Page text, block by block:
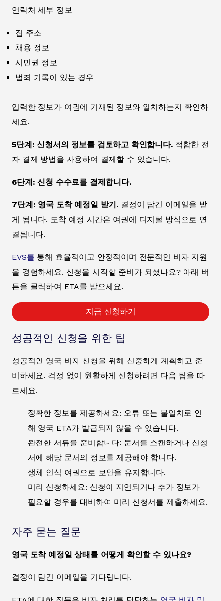
연락처 세부 정보
집 주소
채용 정보
시민권 정보
범죄 기록이 있는 경우
입력한 정보가 여권에 기재된 정보와 일치하는지 확인하
세요.
5단계: 신청서의 정보를 검토하고 확인합니다. 적합한 전
자 결제 방법을 사용하여 결제할 수 있습니다.
6단계: 신청 수수료를 결제합니다.
7단계: 영국 도착 예정일 받기. 결정이 담긴 이메일을 받
게 됩니다. 도착 예정 시간은 여권에 디지털 방식으로 연
결됩니다.
EVS를 통해 효율적이고 안정적이며 전문적인 비자 지원
을 경험하세요. 신청을 시작할 준비가 되셨나요? 아래 버
튼을 클릭하여 ETA를 받으세요.
지금 신청하기
성공적인 신청을 위한 팁
성공적인 영국 비자 신청을 위해 신중하게 계획하고 준
비하세요. 걱정 없이 원활하게 신청하려면 다음 팁을 따
르세요.
정확한 정보를 제공하세요: 오류 또는 불일치로 인
해 영국 ETA가 발급되지 않을 수 있습니다.
완전한 서류를 준비합니다: 문서를 스캔하거나 신청
서에 해당 문서의 정보를 제공해야 합니다.
생체 인식 여권으로 보안을 유지합니다.
미리 신청하세요: 신청이 지연되거나 추가 정보가
필요할 경우를 대비하여 미리 신청서를 제출하세요.
자주 묻는 질문
영국 도착 예정일 상태를 어떻게 확인할 수 있나요?
결정이 담긴 이메일을 기다립니다.